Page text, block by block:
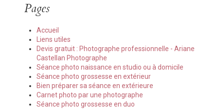
Pages
Accueil
Liens utiles
Devis gratuit : Photographe professionnelle - Ariane
Castellan Photographe
Séance photo naissance en studio ou à domicile
Séance photo grossesse en extérieur
Bien préparer sa séance en extérieure
Carnet photo par une photographe
Séance photo grossesse en duo